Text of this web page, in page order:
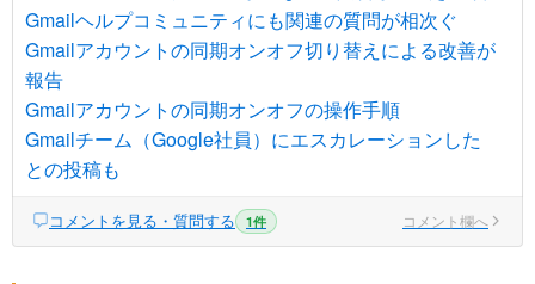
Gmailヘルプコミュニティにも関連の質問が相次ぐ
Gmailアカウントの同期オンオフ切り替えによる改善が
報告
Gmailアカウントの同期オンオフの操作手順
Gmailチーム（Google社員）にエスカレーションした
との投稿も
コメントを見る・質問する 1件 コメント欄へ